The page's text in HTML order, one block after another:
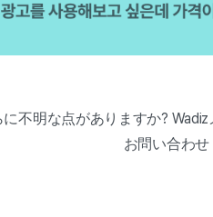
不明な点がありますか?
お問い合わせ